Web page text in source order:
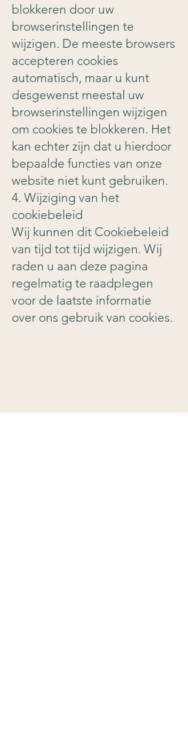
blokkeren door uw
browserinstellingen te
wijzigen. De meeste browsers
accepteren cookies
automatisch, maar u kunt
desgewenst meestal uw
browserinstellingen wijzigen
om cookies te blokkeren. Het
kan echter zijn dat u hierdoor
bepaalde functies van onze
website niet kunt gebruiken.
4. Wijziging van het
cookiebeleid
Wij kunnen dit Cookiebeleid
van tijd tot tijd wijzigen. Wij
raden u aan deze pagina
regelmatig te raadplegen
voor de laatste informatie
over ons gebruik van cookies.